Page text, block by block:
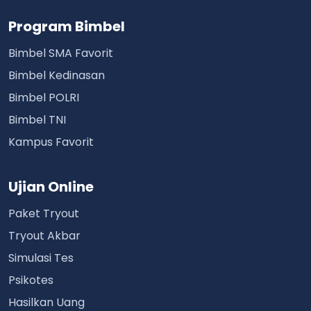
Program Bimbel
Bimbel SMA Favorit
Bimbel Kedinasan
Bimbel POLRI
Bimbel TNI
Kampus Favorit
Ujian Online
Paket Tryout
Tryout Akbar
Simulasi Tes
Psikotes
Hasilkan Uang